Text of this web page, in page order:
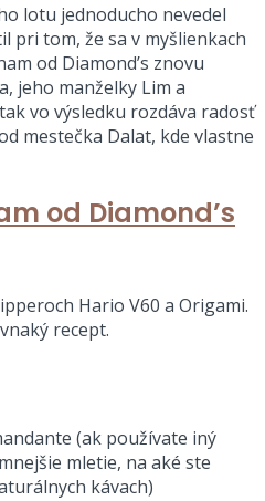
lotu jednoducho nevedel
pri tom, že sa v myšlienkach
od Diamond’s znovu
jeho manželky Lim a
vo výsledku rozdáva radosť
mestečka Dalat, kde vlastne
od Diamond’s
Hario V60 a Origami.
recept.
(ak používate iný
mletie, na aké ste
kávach)